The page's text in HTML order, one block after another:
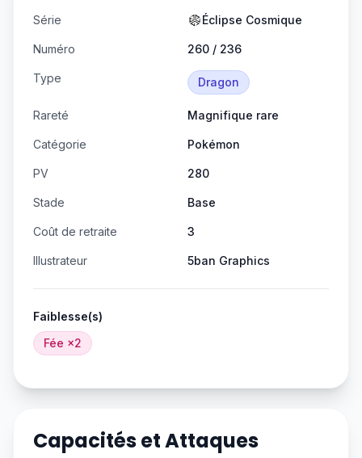
Série Éclipse Cosmique
Numéro 260 / 236
Type Dragon
Rareté Magnifique rare
Catégorie Pokémon
PV 280
Stade Base
Coût de retraite 3
Illustrateur 5ban Graphics
Faiblesse(s)
Fée ×2
Capacités et Attaques